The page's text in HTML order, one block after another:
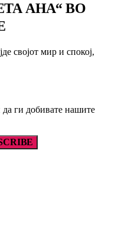
АНА“ ВО
својот мир и спокој,
ги добивате нашите